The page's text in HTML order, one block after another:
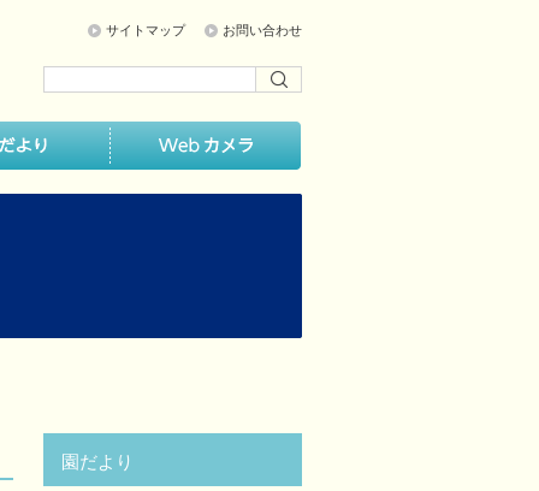
サイトマップ お問い合わせ
園だより